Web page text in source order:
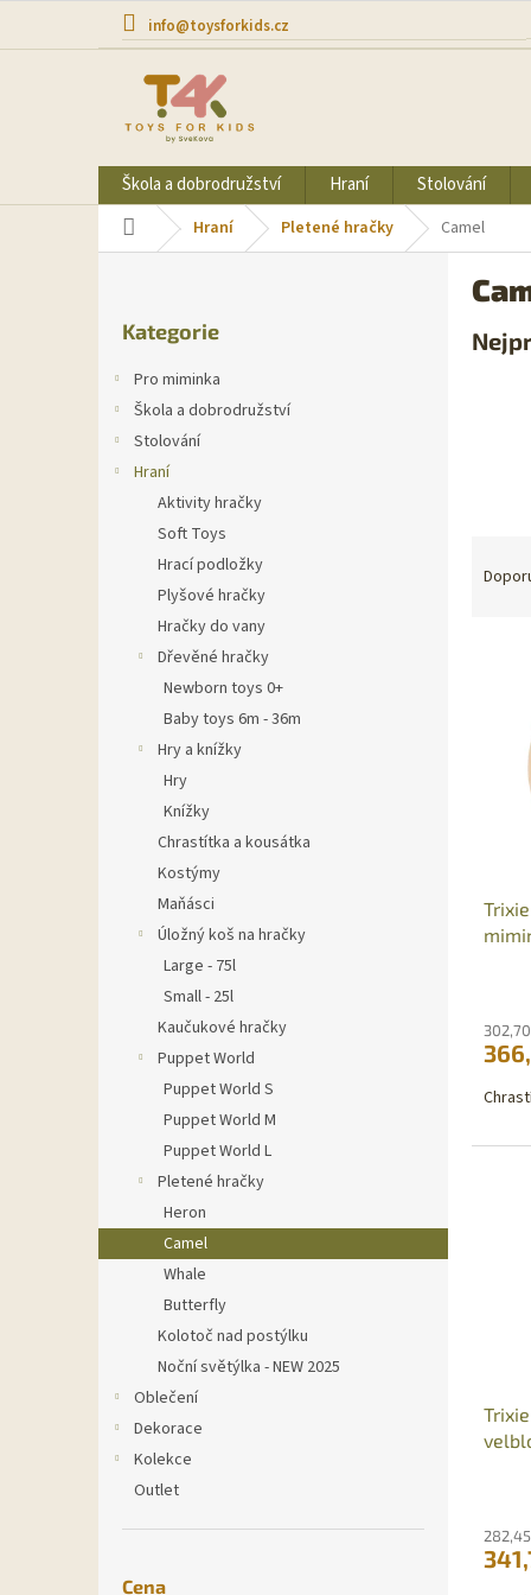
obsah
info@toysforkids.cz
Škola a dobrodružství Hraní Stolování
Domů Hraní Pletené hračky Camel
kategorie
Kategorie
Pro miminka
Škola a dobrodružství
Stolování
Hraní
Aktivity hračky
Soft Toys
Hrací podložky
Plyšové hračky
Hračky do vany
Dřevěné hračky
Newborn toys 0+
Baby toys 6m - 36m
Hry a knížky
Hry
Knížky
Chrastítka a kousátka
Kostýmy
Maňásci
Úložný koš na hračky
Large - 75l
Small - 25l
Kaučukové hračky
Puppet World
Puppet World S
Puppet World M
Puppet World L
Pletené hračky
Heron
Camel
Whale
Butterfly
Kolotoč nad postýlku
Noční světýlka - NEW 2025
Oblečení
Dekorace
Kolekce
Outlet
Cena